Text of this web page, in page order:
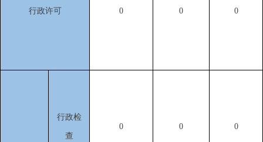
行政许可 0 0 0
行政检
查
0 0 0